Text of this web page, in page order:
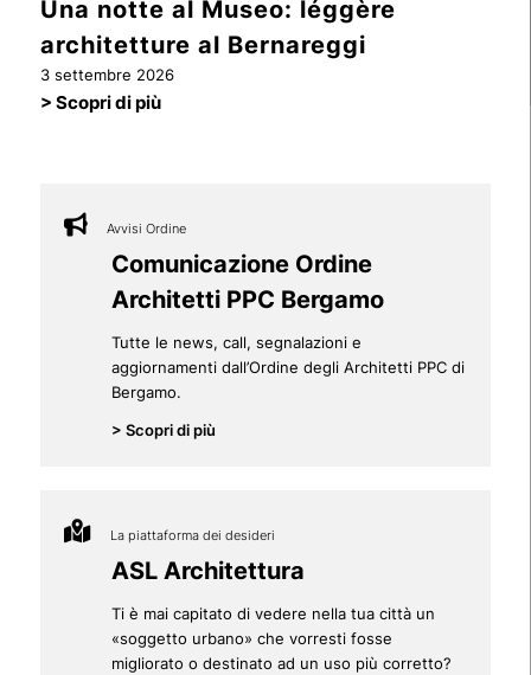
Una notte al Museo: léggère
architetture al Bernareggi
3 settembre 2026
> Scopri di più
> Scopri di più
> Scopri di più
> Scopri di più
> Scopri di più
> Scopri di più
> Scopri di più
> Scopri di più
> Scopri di più
> Scopri di più
> Scopri di più
Avvisi Ordine
Comunicazione Ordine
Architetti PPC Bergamo
Tutte le news, call, segnalazioni e
aggiornamenti dall’Ordine degli Architetti PPC di
Bergamo.
> Scopri di più
La piattaforma dei desideri
ASL Architettura
Ti è mai capitato di vedere nella tua città un
«soggetto urbano» che vorresti fosse
migliorato o destinato ad un uso più corretto?